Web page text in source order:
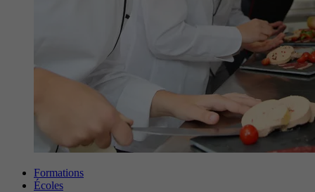
Formations
Écoles